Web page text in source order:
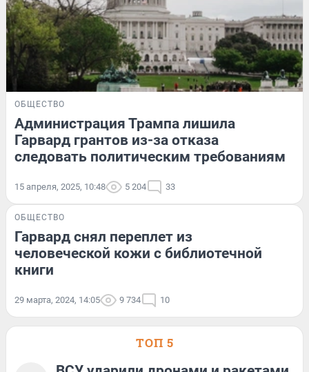
ОБЩЕСТВО
Администрация Трампа лишила
Гарвард грантов из-за отказа
следовать политическим требованиям
15 апреля, 2025, 10:48 5 204 33
ОБЩЕСТВО
Гарвард снял переплет из
человеческой кожи с библиотечной
книги
29 марта, 2024, 14:05 9 734 10
ТОП 5